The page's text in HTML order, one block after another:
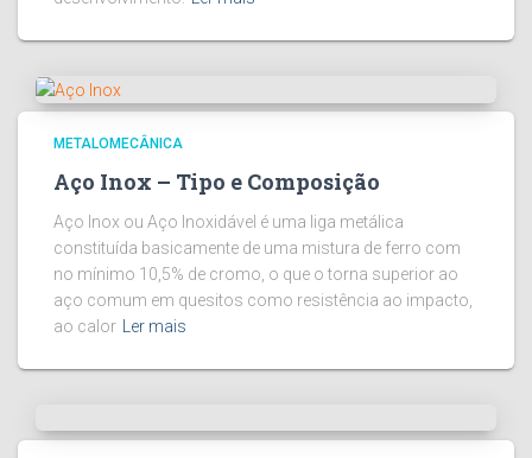
METALOMECÂNICA
Aço Inox – Tipo e Composição
Aço Inox ou Aço Inoxidável é uma liga metálica
constituída basicamente de uma mistura de ferro com
no mínimo 10,5% de cromo, o que o torna superior ao
aço comum em quesitos como resistência ao impacto,
ao calor Ler mais